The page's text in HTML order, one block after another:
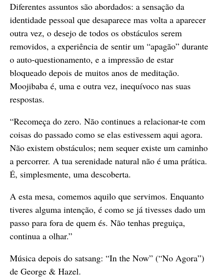
Diferentes assuntos são abordados: a sensação da
identidade pessoal que desaparece mas volta a aparecer
outra vez, o desejo de todos os obstáculos serem
removidos, a experiência de sentir um “apagão” durante
o auto-questionamento, e a impressão de estar
bloqueado depois de muitos anos de meditação.
Moojibaba é, uma e outra vez, inequívoco nas suas
respostas.
“Recomeça do zero. Não continues a relacionar-te com
coisas do passado como se elas estivessem aqui agora.
Não existem obstáculos; nem sequer existe um caminho
a percorrer. A tua serenidade natural não é uma prática.
É, simplesmente, uma descoberta.
A esta mesa, comemos aquilo que servimos. Enquanto
tiveres alguma intenção, é como se já tivesses dado um
passo para fora de quem és. Não tenhas preguiça,
continua a olhar.”
Música depois do satsang: “In the Now” (“No Agora”)
de George & Hazel.